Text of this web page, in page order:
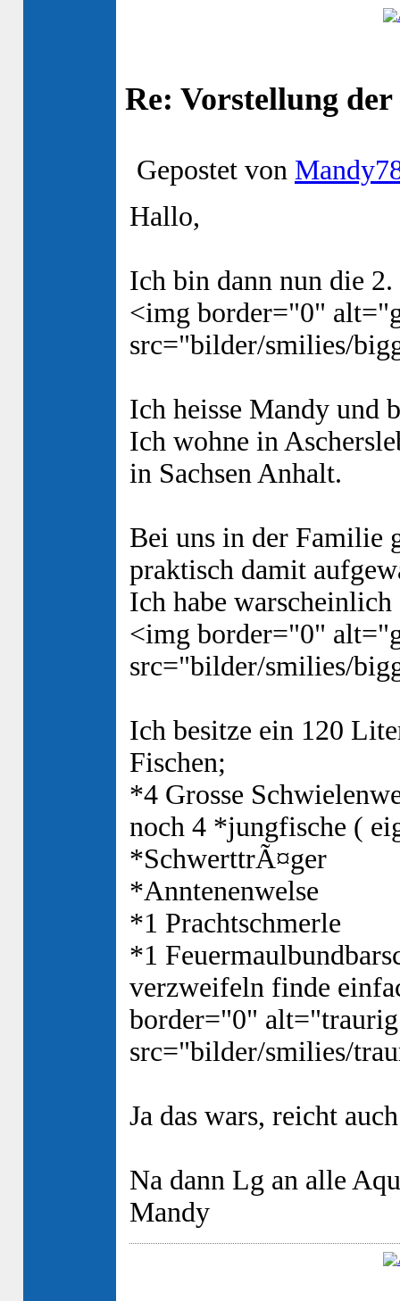
Re: Vorstellung
Gepostet von
Hallo,
Ich bin dann nun die
<img border="0"
src="bilder/smilies/
Ich heisse Mandy und
Ich wohne in
in Sachsen Anhalt.
Bei uns in der Familie
praktisch damit
Ich habe
<img border="0"
src="bilder/smilies/
Ich besitze ein 120
Fischen;
*4 Grosse
noch 4 *jungfische (
*SchwerttrÃ¤ger
*Anntenenwelse
*1 Prachtschmerle
*1
verzweifeln finde
border="0"
src="bilder/smilies/
Ja das wars, reicht
Na dann Lg an alle
Mandy